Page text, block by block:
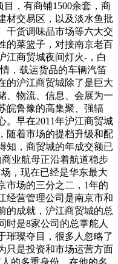
，有商铺1500余套，商
材交易区，以及淡水鱼批
干货调味品市场等六大交
的菜篮子，对接南京老百
江商贸城夜间灯火-，白
，载运货品的车辆汽笛
的沪江商贸城除了是巨大
、物流、信息、会展为一
皖鲁豫的高集聚、强辐
。早在2011年沪江商贸城
随着市场的提档升级和配
知，商贸城的年成交额已
业航母正沿着航道稳步
，现在已经是华东最大
市场的三分之二，1年的
经营管理公司是南京市和
的成就，沪江商贸城的总
时是8家公司的总掌舵人
璀璨夺目，很多人忽略了
只是投资和市场运营方面